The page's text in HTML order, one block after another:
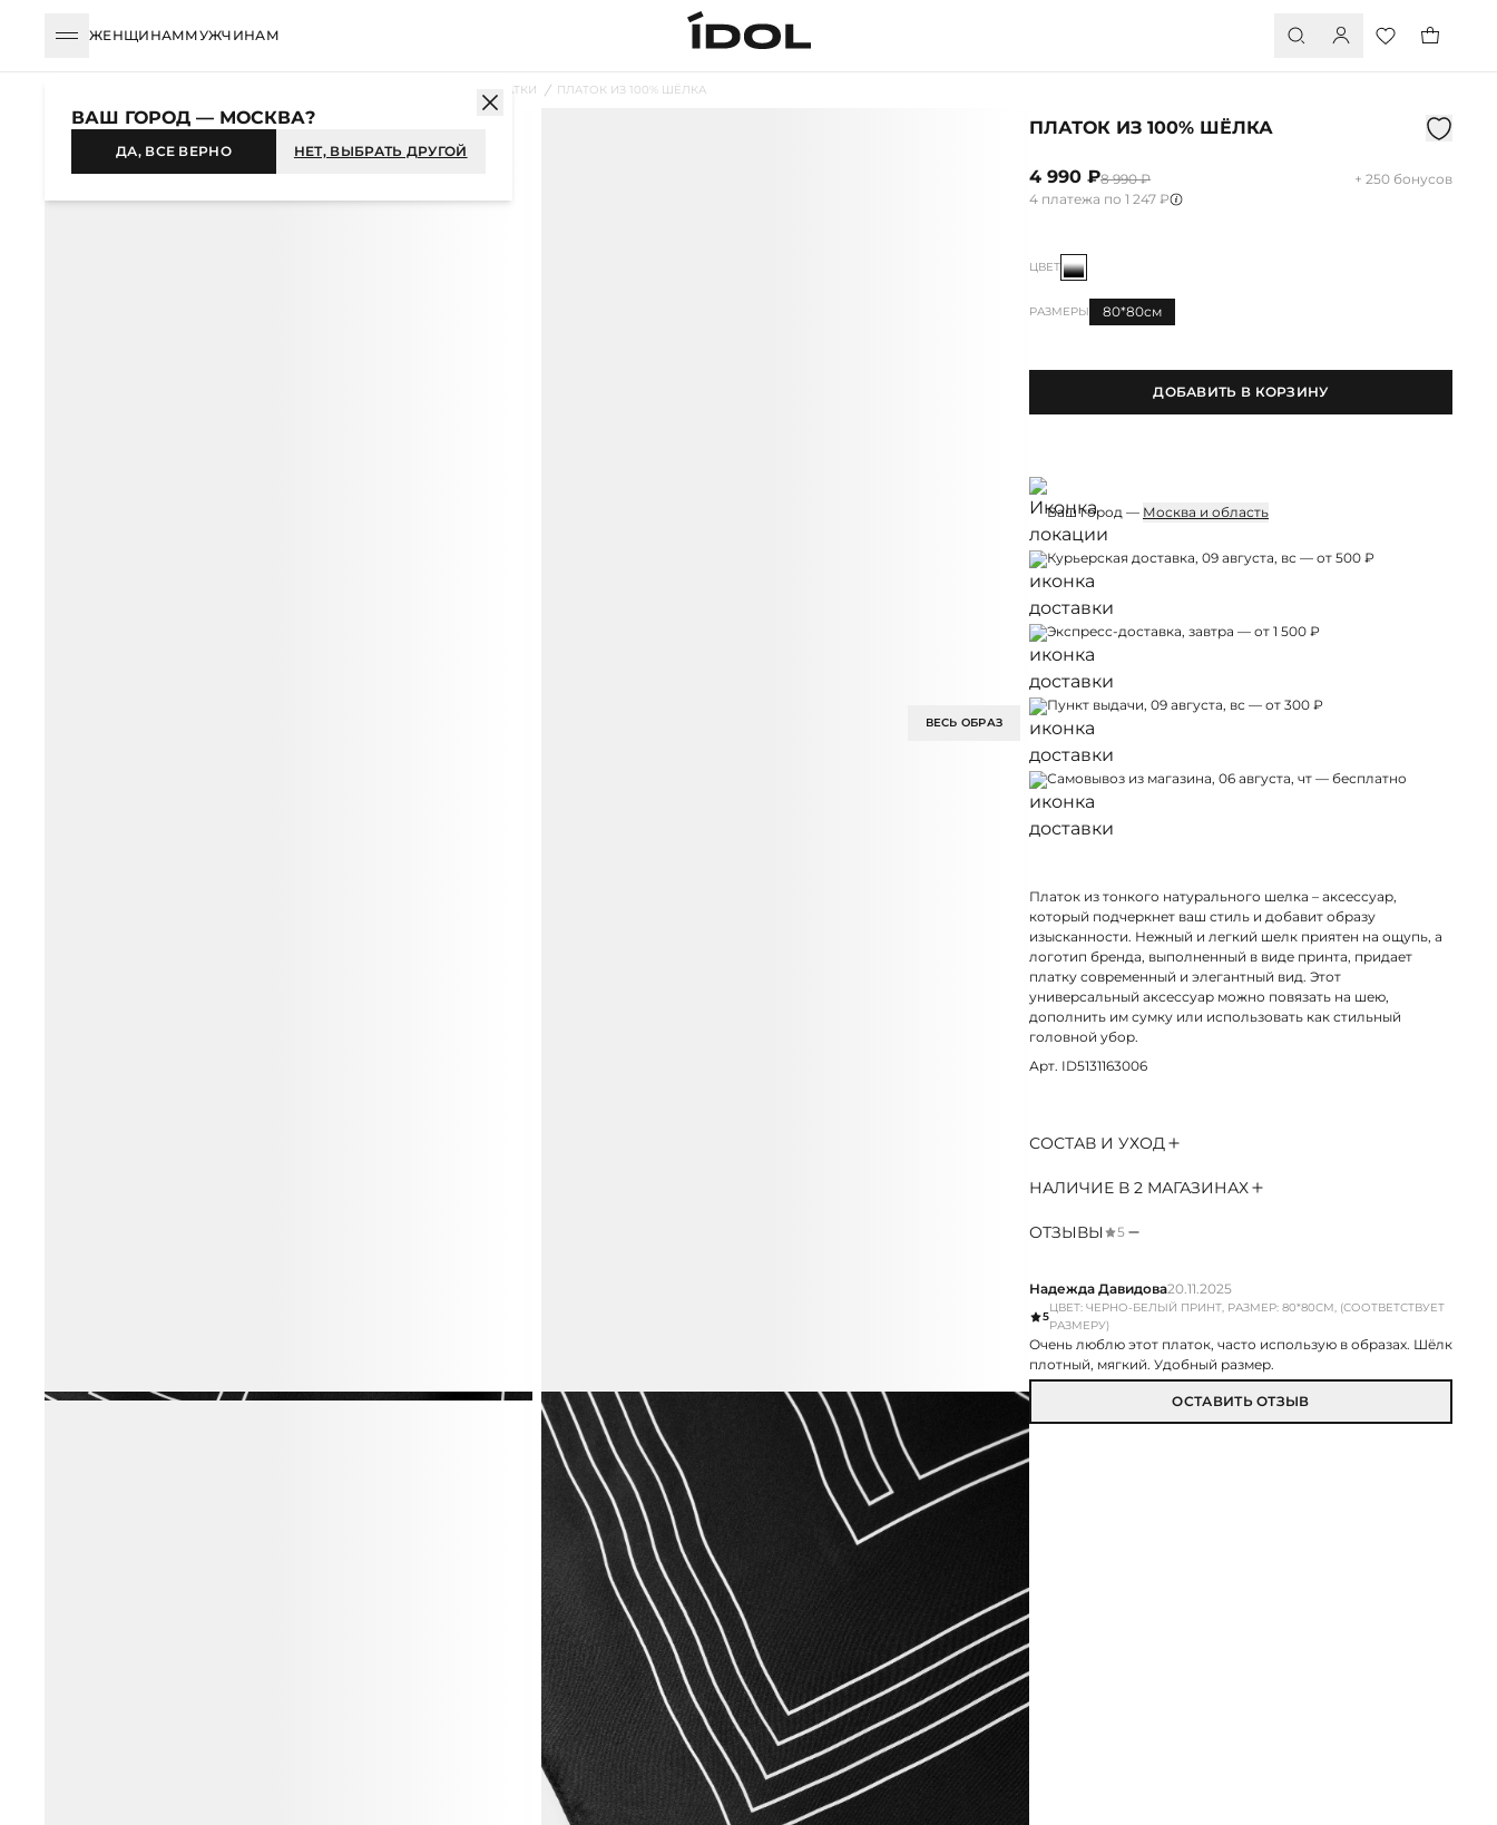
ЖЕНЩИНАММУЖЧИНАМ
ПЛАТКИ ПЛАТОК ИЗ 100% ШЁЛКА
ВЕСЬ ОБРАЗ
ПЛАТОК ИЗ 100% ШЁЛКА
4 990 ₽8 990 ₽
+ 250 бонусов
4 платежа по 1 247 ₽
ЦВЕТ
РАЗМЕРЫ 80*80см
ДОБАВИТЬ В КОРЗИНУ
Ваш город — Москва и область
Курьерская доставка, 09 августа, вс — от 500 ₽
Экспресс-доставка, завтра — от 1 500 ₽
Пункт выдачи, 09 августа, вс — от 300 ₽
Самовывоз из магазина, 06 августа, чт — бесплатно
Платок из тонкого натурального шелка – аксессуар,
который подчеркнет ваш стиль и добавит образу
изысканности. Нежный и легкий шелк приятен на ощупь, а
логотип бренда, выполненный в виде принта, придает
платку современный и элегантный вид. Этот
универсальный аксессуар можно повязать на шею,
дополнить им сумку или использовать как стильный
головной убор.
Арт. ID5131163006
СОСТАВ И УХОД
НАЛИЧИЕ В 2 МАГАЗИНАХ
ОТЗЫВЫ 5
Надежда Давидова20.11.2025
5
ЦВЕТ: ЧЕРНО-БЕЛЫЙ ПРИНТ, РАЗМЕР: 80*80СМ, (СООТВЕТСТВУЕТ
РАЗМЕРУ)
Очень люблю этот платок, часто использую в образах. Шёлк
плотный, мягкий. Удобный размер.
ОСТАВИТЬ ОТЗЫВ
ВАШ ГОРОД — МОСКВА?
ДА, ВСЕ ВЕРНО НЕТ, ВЫБРАТЬ ДРУГОЙ